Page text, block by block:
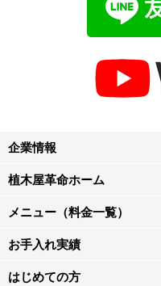
企業情報
植木屋革命ホーム
メニュー（料金一覧）
お手入れ実績
はじめての方